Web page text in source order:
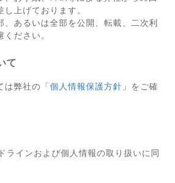
上げております。
、あるいは全部を公開、転載、二次利
ださい。
て
弊社の「 個人情報保護方針 」をご確
ラインおよび個人情報の取り扱いに同